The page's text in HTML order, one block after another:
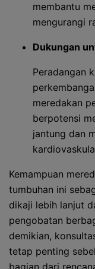
membantu
mengurangi
Dukungan
Peradangan
meredakan
berpotensi
jantung dan
Kemampuan
tumbuhan ini
dikaji lebih lanjut
pengobatan
demikian,
tetap penting
bagian dari